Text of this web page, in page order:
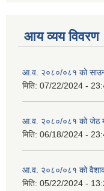
आय व्यय विवरण
आ.व. २०८०/०८१ को साउन
मिति: 07/22/2024 -
आ.व. २०८०/०८१ को जेठ
मिति: 06/18/2024 -
आ.व. २०८०/०८१ को वैशाक
मिति: 05/22/2024 -